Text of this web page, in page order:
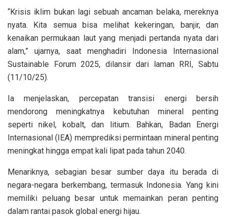
“Krisis iklim bukan lagi sebuah ancaman belaka, mereknya
nyata. Kita semua bisa melihat kekeringan, banjir, dan
kenaikan permukaan laut yang menjadi pertanda nyata dari
alam,” ujarnya, saat menghadiri Indonesia Internasional
Sustainable Forum 2025, dilansir dari laman RRI, Sabtu
(11/10/25).
Ia menjelaskan, percepatan transisi energi bersih
mendorong meningkatnya kebutuhan mineral penting
seperti nikel, kobalt, dan litium. Bahkan, Badan Energi
Internasional (IEA) memprediksi permintaan mineral penting
meningkat hingga empat kali lipat pada tahun 2040.
Menariknya, sebagian besar sumber daya itu berada di
negara-negara berkembang, termasuk Indonesia. Yang kini
memiliki peluang besar untuk memainkan peran penting
dalam rantai pasok global energi hijau.